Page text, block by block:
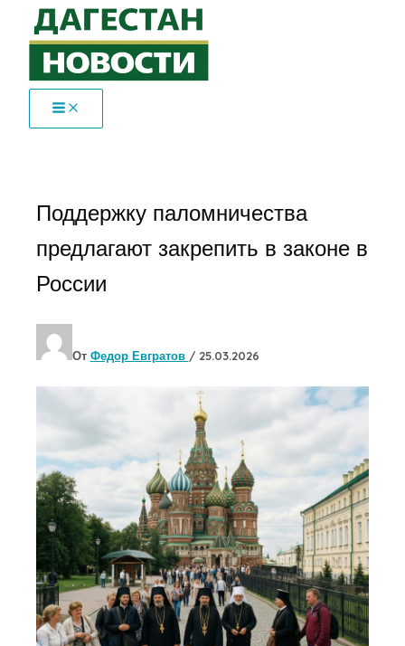
Перейти
содержимому
Поддержку паломничества
предлагают закрепить в законе в
России
От Федор Евгратов / 25.03.2026